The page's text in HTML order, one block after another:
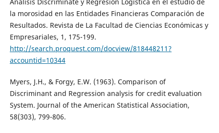
la morosidad en las Entidades Financieras Comparación de
Resultados. Revista de La Facultad de Ciencias Económicas y
Empresariales, 1, 175-199.
http://search.proquest.com/docview/818448211?
accountid=10344
Myers, J.H., & Forgy, E.W. (1963). Comparison of
Discriminant and Regression analysis for credit evaluation
System. Journal of the American Statistical Association,
58(303), 799-806.